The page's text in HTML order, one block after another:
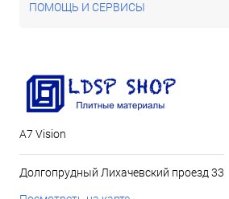
ПОМОЩЬ И СЕРВИСЫ
А7 Vision
Долгопрудный Лихачевский проезд 33